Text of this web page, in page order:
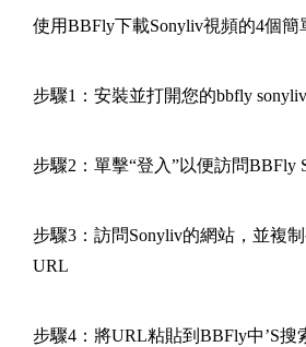
使用BBFly下載Sonyliv視頻的4個簡
步驟1：安裝並打開您的bbfly
步驟2：單擊“登入”以便訪問BBFly
步驟3：訪問Sonyliv的網站，並複
URL
步驟4：將URL粘貼到BBFly中’S搜